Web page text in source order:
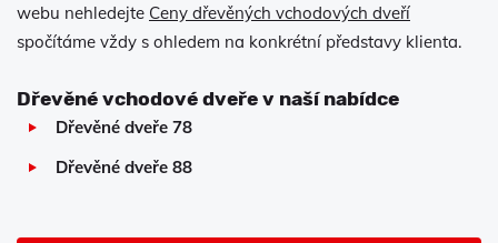
webu nehledejte Ceny dřevěných vchodových dveří
spočítáme vždy s ohledem na konkrétní představy klienta.
Dřevěné vchodové dveře v naší nabídce
Dřevěné dveře 78
Dřevěné dveře 88